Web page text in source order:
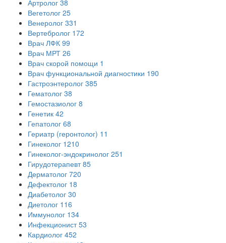
Артролог 38
Вегетолог 25
Венеролог 331
Вертебролог 172
Врач ЛФК 99
Врач МРТ 26
Врач скорой помощи 1
Врач функциональной диагностики 190
Гастроэнтеролог 385
Гематолог 38
Гемостазиолог 8
Генетик 42
Гепатолог 68
Гериатр (геронтолог) 11
Гинеколог 1210
Гинеколог-эндокринолог 251
Гирудотерапевт 85
Дерматолог 720
Дефектолог 18
Диабетолог 30
Диетолог 116
Иммунолог 134
Инфекционист 53
Кардиолог 452